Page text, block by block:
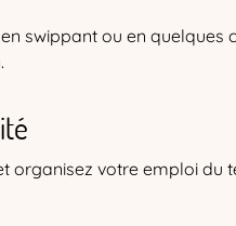
swippant ou en quelques
organisez votre emploi du